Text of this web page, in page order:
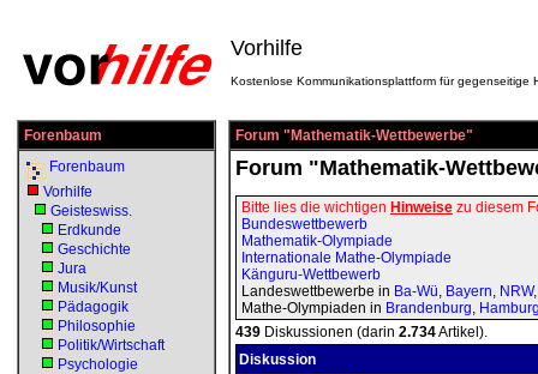
Vorhilfe
Kostenlose Kommunikationsplattform für gegenseitige
Forenbaum
Forenbaum
Vorhilfe
Geisteswiss.
Erdkunde
Geschichte
Jura
Musik/Kunst
Pädagogik
Philosophie
Politik/Wirtschaft
Psychologie
Forum "Mathematik-Wettbewerbe"
Forum "Mathematik-
Bitte lies die wichtigen Hinweise zu diesem
Bundeswettbewerb
Mathematik-Olympiade
Internationale Mathe-Olympiade
Känguru-Wettbewerb
Landeswettbewerbe in Ba-Wü, Bayern, NRW
Mathe-Olympiaden in Brandenburg,
439 Diskussionen (darin 2.734Artikel).
Diskussion